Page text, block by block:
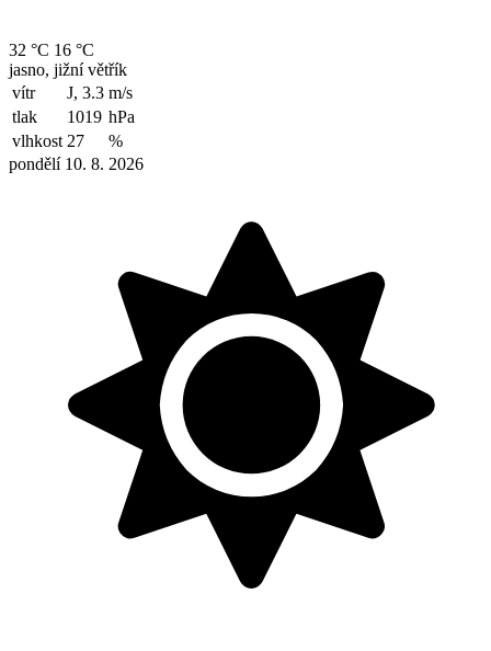
32 °C 16 °C
jasno, jižní větřík
vítr
J, 3.3 m/s
tlak
1019 hPa
vlhkost 27
%
pondělí 10. 8. 2026